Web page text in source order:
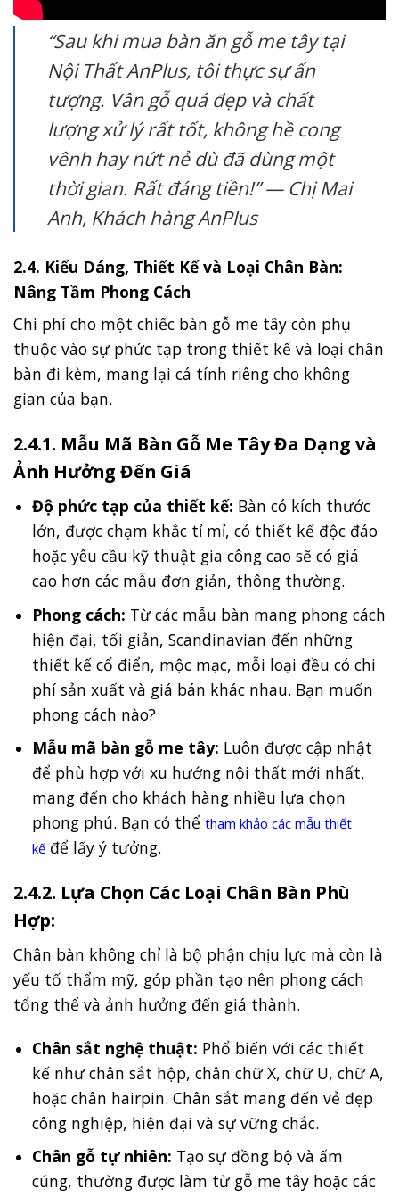
“Sau khi mua bàn ăn gỗ me tây tại
Nội Thất AnPlus, tôi thực sự ấn
tượng. Vân gỗ quá đẹp và chất
lượng xử lý rất tốt, không hề cong
vênh hay nứt nẻ dù đã dùng một
thời gian. Rất đáng tiền!” — Chị Mai
Anh, Khách hàng AnPlus
2.4. Kiểu Dáng, Thiết Kế và Loại Chân Bàn:
Nâng Tầm Phong Cách
Chi phí cho một chiếc bàn gỗ me tây còn phụ
thuộc vào sự phức tạp trong thiết kế và loại chân
bàn đi kèm, mang lại cá tính riêng cho không
gian của bạn.
2.4.1. Mẫu Mã Bàn Gỗ Me Tây Đa Dạng và
Ảnh Hưởng Đến Giá
Độ phức tạp của thiết kế: Bàn có kích thước
lớn, được chạm khắc tỉ mỉ, có thiết kế độc đáo
hoặc yêu cầu kỹ thuật gia công cao sẽ có giá
cao hơn các mẫu đơn giản, thông thường.
Phong cách: Từ các mẫu bàn mang phong cách
hiện đại, tối giản, Scandinavian đến những
thiết kế cổ điển, mộc mạc, mỗi loại đều có chi
phí sản xuất và giá bán khác nhau. Bạn muốn
phong cách nào?
Mẫu mã bàn gỗ me tây: Luôn được cập nhật
để phù hợp với xu hướng nội thất mới nhất,
mang đến cho khách hàng nhiều lựa chọn
phong phú. Bạn có thể tham khảo các mẫu thiết
kếđể lấy ý tưởng.
2.4.2. Lựa Chọn Các Loại Chân Bàn Phù
Hợp:
Chân bàn không chỉ là bộ phận chịu lực mà còn là
yếu tố thẩm mỹ, góp phần tạo nên phong cách
tổng thể và ảnh hưởng đến giá thành.
Chân sắt nghệ thuật: Phổ biến với các thiết
kế như chân sắt hộp, chân chữ X, chữ U, chữ A,
hoặc chân hairpin. Chân sắt mang đến vẻ đẹp
công nghiệp, hiện đại và sự vững chắc.
Chân gỗ tự nhiên: Tạo sự đồng bộ và ấm
cúng, thường được làm từ gỗ me tây hoặc các